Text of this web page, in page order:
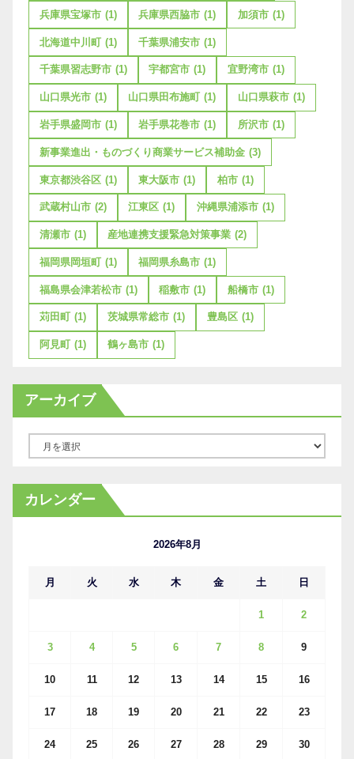
兵庫県宝塚市 (1) 兵庫県西脇市 (1) 加須市 (1)
北海道中川町 (1) 千葉県浦安市 (1)
千葉県習志野市 (1) 宇都宮市 (1) 宜野湾市 (1)
山口県光市 (1) 山口県田布施町 (1) 山口県萩市 (1)
岩手県盛岡市 (1) 岩手県花巻市 (1) 所沢市 (1)
新事業進出・ものづくり商業サービス補助金 (3)
東京都渋谷区 (1) 東大阪市 (1) 柏市 (1)
武蔵村山市 (2) 江東区 (1) 沖縄県浦添市 (1)
清瀬市 (1) 産地連携支援緊急対策事業 (2)
福岡県岡垣町 (1) 福岡県糸島市 (1)
福島県会津若松市 (1) 稲敷市 (1) 船橋市 (1)
苅田町 (1) 茨城県常総市 (1) 豊島区 (1)
阿見町 (1) 鶴ヶ島市 (1)
アーカイブ
カ
イ
カレンダー
2026年8月
月 火 水 木 金 土 日
1 2
3 4 5 6 7 8 9
10 11 12 13 14 15 16
17 18 19 20 21 22 23
24 25 26 27 28 29 30